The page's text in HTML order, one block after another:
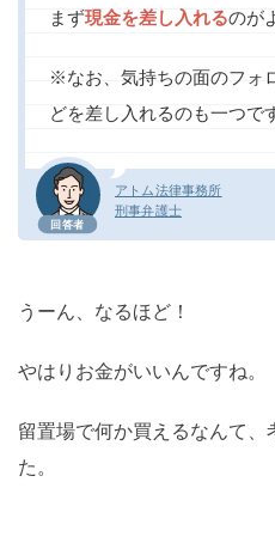
回答者
アトム法律事務所
刑事弁護士
まず現金を差し入れるのが
※なお、気持ちの面のフォ
どを差し入れるのも一つで
うーん、なるほど！
やはりお金がいいんですね。
留置場で何か買えるなんて
た。